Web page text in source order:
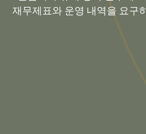
재무제표와 운영 내역을 요구